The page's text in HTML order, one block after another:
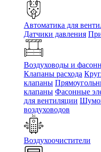
Автоматика для
Датчики давления
Воздуховоды и
Клапаны расхода
клапаны
клапаны Фасонные
для вентиляции
воздуховодов
Воздухоочистители